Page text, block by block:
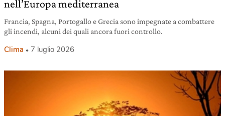
nell’Europa mediterranea
Francia, Spagna, Portogallo e Grecia sono impegnate a combattere
gli incendi, alcuni dei quali ancora fuori controllo.
Clima 7 luglio 2026